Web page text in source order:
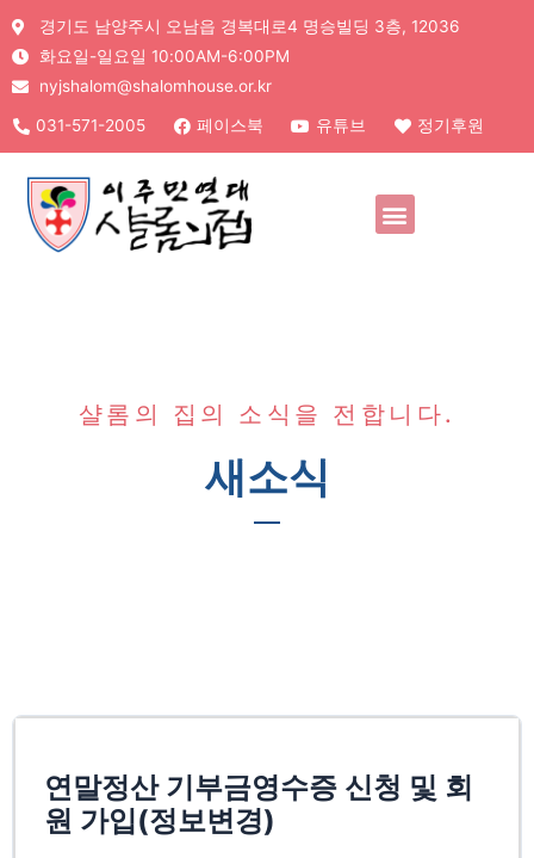
경기도 남양주시 오남읍 경복대로4 명승빌딩 3층, 12036
화요일-일요일 10:00AM-6:00PM
nyjshalom@shalomhouse.or.kr
031-571-2005 페이스북 유튜브 정기후원
샬롬의 집의 소식을 전합니다.
새소식
연말정산 기부금영수증 신청 및 회
원 가입(정보변경)